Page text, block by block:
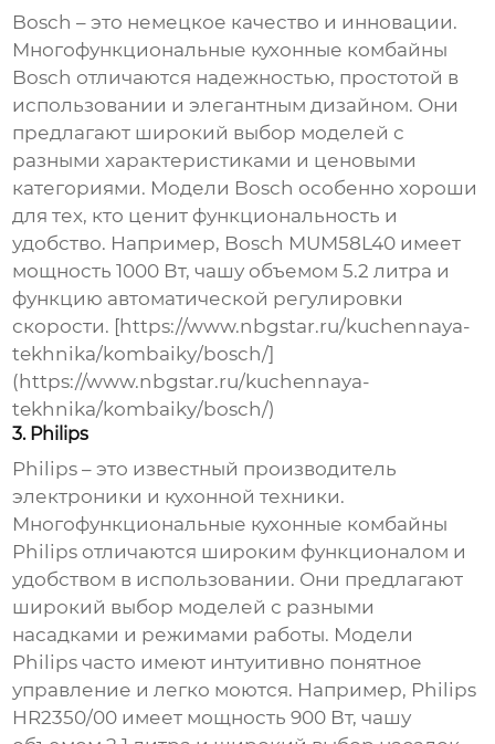
Bosch – это немецкое качество и инновации.
Многофункциональные кухонные комбайны
Bosch отличаются надежностью, простотой в
использовании и элегантным дизайном. Они
предлагают широкий выбор моделей с
разными характеристиками и ценовыми
категориями. Модели Bosch особенно хороши
для тех, кто ценит функциональность и
удобство. Например, Bosch MUM58L40 имеет
мощность 1000 Вт, чашу объемом 5.2 литра и
функцию автоматической регулировки
скорости. [https://www.nbgstar.ru/kuchennaya-
tekhnika/kombaiky/bosch/]
(https://www.nbgstar.ru/kuchennaya-
tekhnika/kombaiky/bosch/)
3. Philips
Philips – это известный производитель
электроники и кухонной техники.
Многофункциональные кухонные комбайны
Philips отличаются широким функционалом и
удобством в использовании. Они предлагают
широкий выбор моделей с разными
насадками и режимами работы. Модели
Philips часто имеют интуитивно понятное
управление и легко моются. Например, Philips
HR2350/00 имеет мощность 900 Вт, чашу